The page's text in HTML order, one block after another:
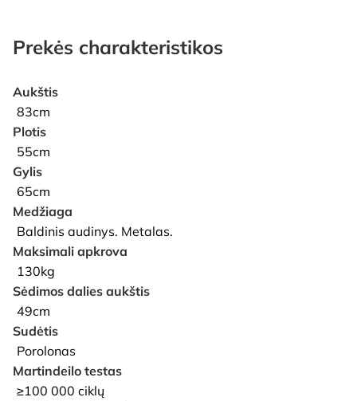
Prekės charakteristikos
Aukštis
83cm
Plotis
55cm
Gylis
65cm
Medžiaga
Baldinis audinys. Metalas.
Maksimali apkrova
130kg
Sėdimos dalies aukštis
49cm
Sudėtis
Porolonas
Martindeilo testas
≥100 000 ciklų